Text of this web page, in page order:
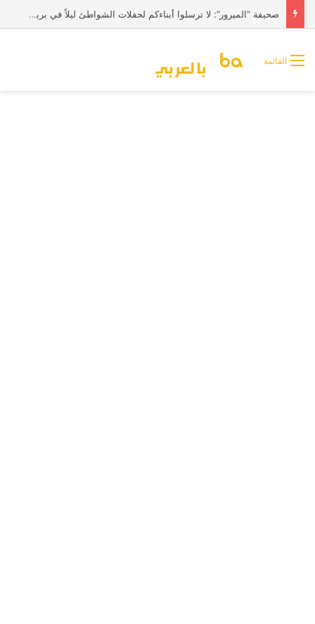
صحيفة “الميرور”: لا ترسلوا أبناءكم لحفلات الشواطئ ليلاً في بريطانيا
القائمة